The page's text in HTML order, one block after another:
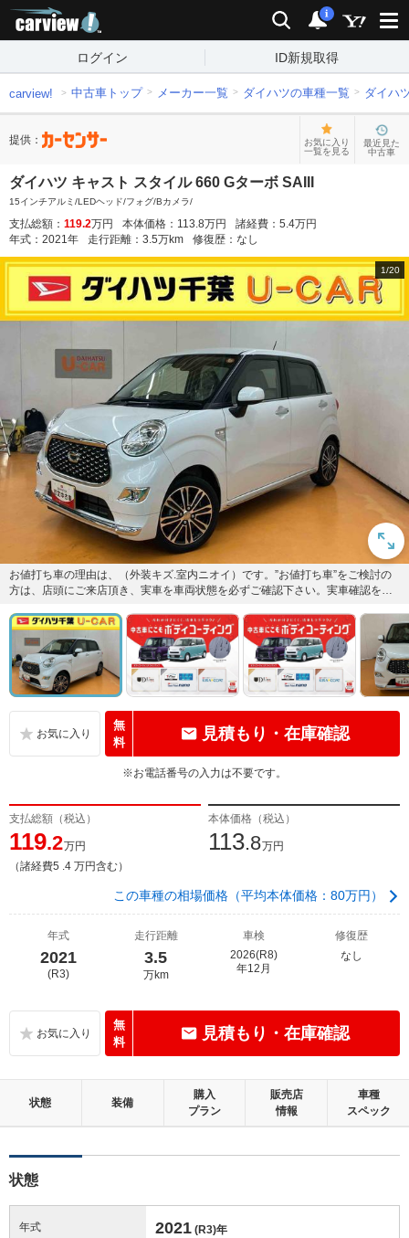
検索 通知
i
ログイン ID新規取得
carview! 中古車トップ メーカー一覧 ダイハツの車種一覧 ダイハ
提供：
お気に入り
一覧を見る
最近見た
中古車
ダイハツ キャスト スタイル 660 Gターボ SAIII
15インチアルミ/LEDヘッド/フォグ/Bカメラ/
支払総額： 119.2万円 本体価格： 113.8万円 諸経費： 5.4万円
年式： 2021年 走行距離： 3.5万km 修復歴： なし
1/20
お値打ち車の理由は、（外装キズ.室内ニオイ）です。”お値打ち車”をご検討の
方は、店頭にご来店頂き、実車を車両状態を必ずご確認下さい。実車確認を頂
無
料
見積もり・在庫確認
※お電話番号の入力は不要です。
支払総額（税込）
119.2万円
（諸経費5 .4 万円含む）
本体価格（税込）
113.8万円
この車種の相場価格（平均本体価格：80万円）
年式
2021
(R3)
走行距離
3.5
万km
車検
2026(R8)
年12月
修復歴
なし
無
料
見積もり・在庫確認
状態 装備
購入
プラン
販売店
情報
車種
スペック
状態
年式 2021 (R3)年